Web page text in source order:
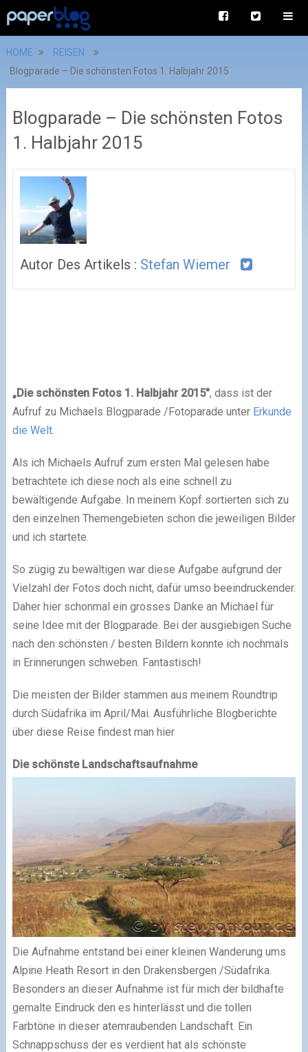
HOME
REISEN
Blogparade – Die schönsten Fotos 1. Halbjahr 2015
Blogparade – Die schönsten Fotos
1. Halbjahr 2015
Autor Des Artikels : Stefan Wiemer
„Die schönsten Fotos 1. Halbjahr 2015″, dass ist der
Aufruf zu Michaels Blogparade /Fotoparade unter Erkunde
die Welt.
Als ich Michaels Aufruf zum ersten Mal gelesen habe
betrachtete ich diese noch als eine schnell zu
bewältigende Aufgabe. In meinem Kopf sortierten sich zu
den einzelnen Themengebieten schon die jeweiligen Bilder
und ich startete.
So zügig zu bewältigen war diese Aufgabe aufgrund der
Vielzahl der Fotos doch nicht, dafür umso beeindruckender.
Daher hier schonmal ein grosses Danke an Michael für
seine Idee mit der Blogparade. Bei der ausgiebigen Suche
nach den schönsten / besten Bildern konnte ich nochmals
in Erinnerungen schweben. Fantastisch!
Die meisten der Bilder stammen aus meinem Roundtrip
durch Südafrika im April/Mai. Ausführliche Blogberichte
über diese Reise findest man hier
Die schönste Landschaftsaufnahme
Die Aufnahme entstand bei einer kleinen Wanderung ums
Alpine Heath Resort in den Drakensbergen /Südafrika.
Besonders an dieser Aufnahme ist für mich der bildhafte
gemalte Eindruck den es hinterlässt und die tollen
Farbtöne in dieser atemraubenden Landschaft. Ein
Schnappschuss der es verdient hat als schönste